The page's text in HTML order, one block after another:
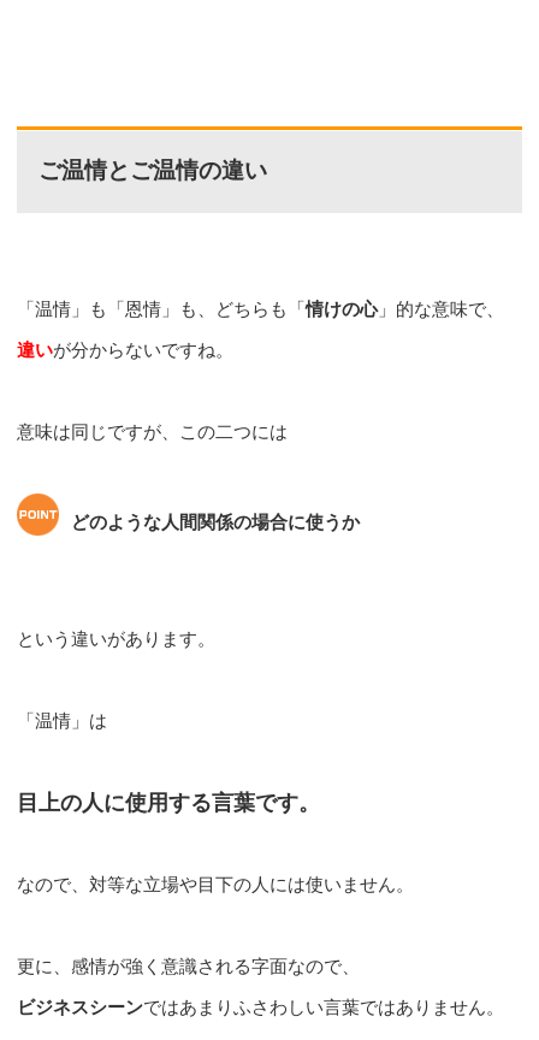
ご温情とご温情の違い
「温情」も「恩情」も、どちらも「情けの心」的な意味で、
違いが分からないですね。
意味は同じですが、この二つには
どのような人間関係の場合に使うか
という違いがあります。
「温情」は
目上の人に使用する言葉です。
なので、対等な立場や目下の人には使いません。
更に、感情が強く意識される字面なので、
ビジネスシーンではあまりふさわしい言葉ではありません。